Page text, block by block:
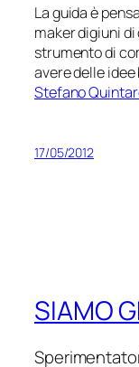
La guida è
makerdigiuni di
strumento di
avere delle
Stefano
17/05/2012
SIAMO